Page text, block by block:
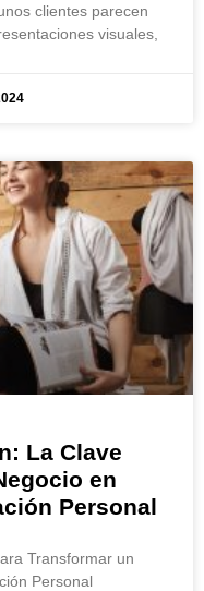
clientes parecen
visuales,
La Clave
en
Personal
Transformar un
Personal